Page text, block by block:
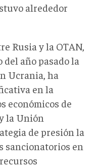
alrededor
Rusia y la OTAN,
año pasado la
Ucrania, ha
en la
económicos de
la Unión
de presión la
sancionatorios en